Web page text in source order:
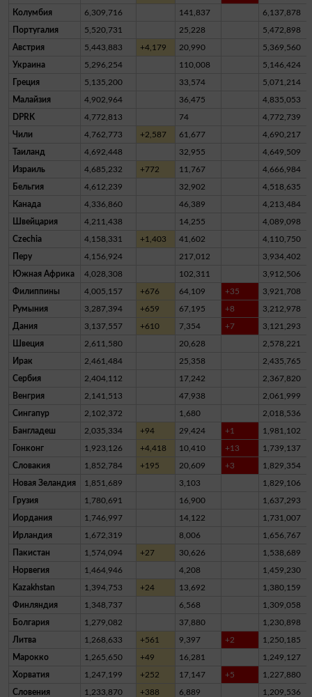
Колумбия 6,309,716 141,837 6,137,878
Португалия 5,520,731 25,228 5,472,898
Австрия 5,443,883 +4,179 20,990 5,369,560
Украина 5,296,254 110,008 5,146,424
Греция 5,135,200 33,574 5,071,214
Малайзия 4,902,964 36,475 4,835,053
DPRK 4,772,813 74 4,772,739
Чили 4,762,773 +2,587 61,677 4,690,217
Таиланд 4,692,448 32,955 4,649,509
Израиль 4,685,232 +772 11,767 4,666,984
Бельгия 4,612,239 32,902 4,518,635
Канада 4,336,860 46,389 4,213,484
Швейцария 4,211,438 14,255 4,089,098
Czechia 4,158,331 +1,403 41,602 4,110,750
Перу 4,156,924 217,012 3,934,402
Южная Африка 4,028,308 102,311 3,912,506
Филиппины 4,005,157 +676 64,109 +35 3,921,708
Румыния 3,287,394 +659 67,195 +8 3,212,978
Дания 3,137,557 +610 7,354 +7 3,121,293
Швеция 2,611,580 20,628 2,578,221
Ирак 2,461,484 25,358 2,435,765
Сербия 2,404,112 17,242 2,367,820
Венгрия 2,141,513 47,938 2,061,999
Сингапур 2,102,372 1,680 2,018,536
Бангладеш 2,035,334 +94 29,424 +1 1,981,102
Гонконг 1,923,126 +4,418 10,410 +13 1,739,137
Словакия 1,852,784 +195 20,609 +3 1,829,354
Новая Зеландия 1,851,689 3,103 1,829,106
Грузия 1,780,691 16,900 1,637,293
Иордания 1,746,997 14,122 1,731,007
Ирландия 1,672,319 8,006 1,656,767
Пакистан 1,574,094 +27 30,626 1,538,689
Норвегия 1,464,946 4,208 1,459,230
Kazakhstan 1,394,753 +24 13,692 1,380,159
Финляндия 1,348,737 6,568 1,309,058
Болгария 1,279,082 37,880 1,230,898
Литва 1,268,633 +561 9,397 +2 1,250,185
Марокко 1,265,650 +49 16,281 1,249,127
Хорватия 1,247,199 +252 17,147 +5 1,227,880
Словения 1,233,870 +388 6,889 1,209,536